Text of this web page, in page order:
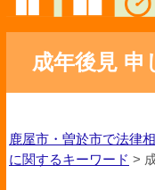
成年後見 申
鹿屋市・曽於市で法律
に関するキーワード >